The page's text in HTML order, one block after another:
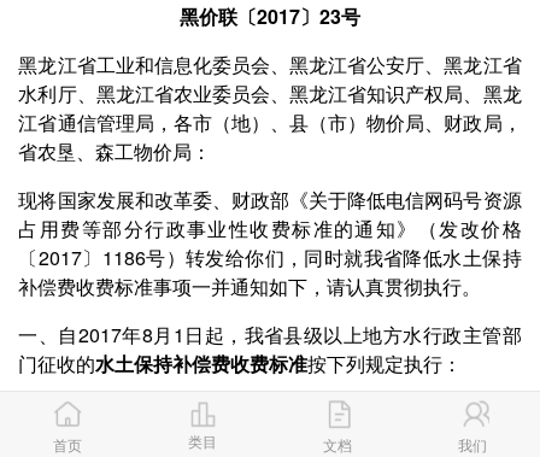
黑价联〔2017〕23号
黑龙江省工业和信息化委员会、黑龙江省公安厅、黑龙江省
水利厅、黑龙江省农业委员会、黑龙江省知识产权局、黑龙
江省通信管理局，各市（地）、县（市）物价局、财政局，
省农垦、森工物价局：
现将国家发展和改革委、财政部《关于降低电信网码号资源
占用费等部分行政事业性收费标准的通知》（发改价格
〔2017〕1186号）转发给你们，同时就我省降低水土保持
补偿费收费标准事项一并通知如下，请认真贯彻执行。
一、自2017年8月1日起，我省县级以上地方水行政主管部
门征收的水土保持补偿费收费标准按下列规定执行：
（一）对开办一般性生产建设项目的，按照征占用土地面积
每平方米
1.20元（不足1平方米的按1平方米计，下同）一次
首页 类目 文档 我们